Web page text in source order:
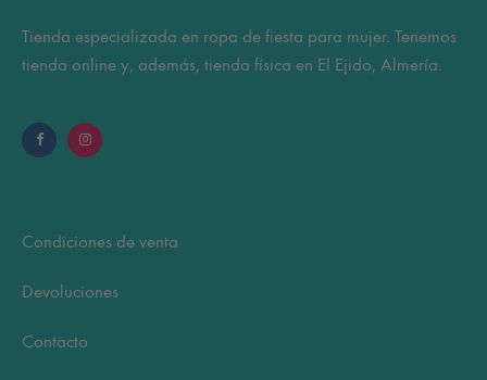
Tienda especializada en ropa de fiesta para mujer. Tenemos
tienda online y, además, tienda física en El Ejido, Almería.
Condiciones de venta
Devoluciones
Contacto